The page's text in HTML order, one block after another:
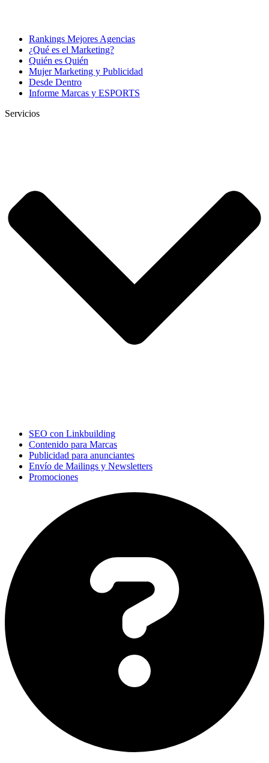
Rankings Mejores Agencias
¿Qué es el Marketing?
Quién es Quién
Mujer Marketing y Publicidad
Desde Dentro
Informe Marcas y ESPORTS
Servicios
SEO con Linkbuilding
Contenido para Marcas
Publicidad para anunciantes
Envío de Mailings y Newsletters
Promociones